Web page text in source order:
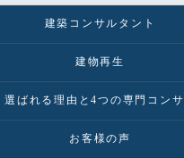
建築コンサルタント
建物再生
お客様の声